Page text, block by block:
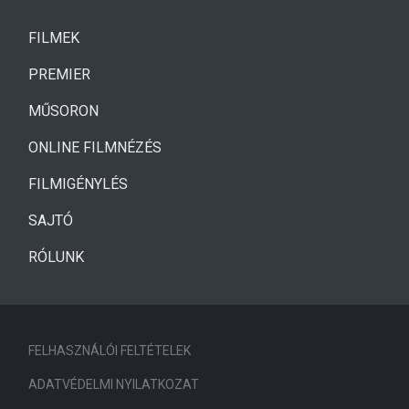
FILMEK(CURRENT)
PREMIER
MŰSORON
ONLINE FILMNÉZÉS
FILMIGÉNYLÉS
SAJTÓ
RÓLUNK
FELHASZNÁLÓI FELTÉTELEK
ADATVÉDELMI NYILATKOZAT